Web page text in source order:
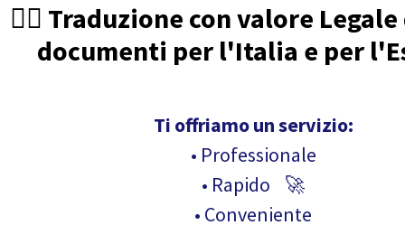
🧑‍⚖️ Traduzione con valore
documenti per l'Italia e per
Ti offriamo un servizio:
• Professionale
• Rapido 🚀
• Conveniente